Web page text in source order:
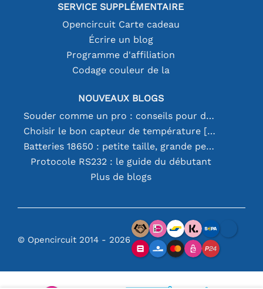
SERVICE SUPPLÉMENTAIRE
Opencircuit Carte cadeau
Écrire un blog
Programme d'affiliation
Codage couleur de la
NOUVEAUX BLOGS
Souder comme un pro : conseils pour des connexions électroniques parfaites
Choisir le bon capteur de température [youtube]
Batteries 18650 : petite taille, grande performance
Protocole RS232 : le guide du débutant
Plus de blogs
© Opencircuit 2014 - 2026